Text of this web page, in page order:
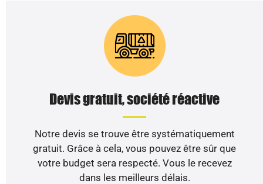
Devis gratuit, société réactive
Notre devis se trouve être systématiquement
gratuit. Grâce à cela, vous pouvez être sûr que
votre budget sera respecté. Vous le recevez
dans les meilleurs délais.